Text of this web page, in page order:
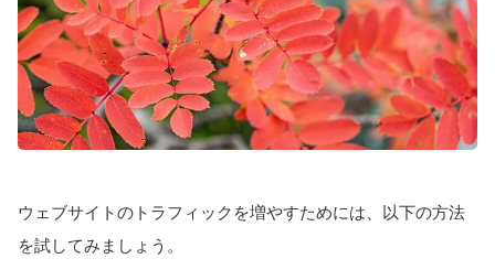
ウェブサイトのトラフィックを増やすためには、以下の方法
を試してみましょう。